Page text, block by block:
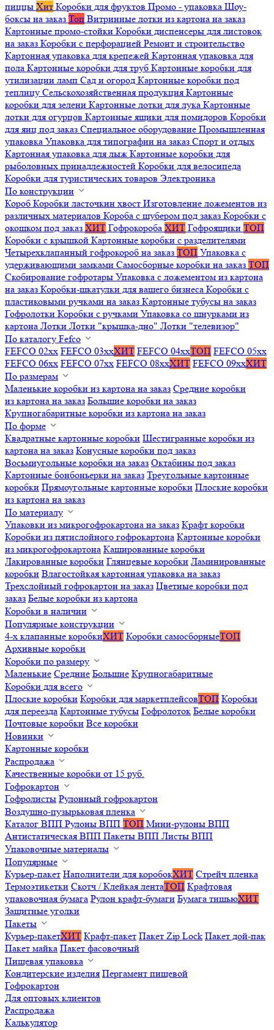
пиццы Хит Коробки для фруктов Промо - упаковка Шоу-
боксы на заказ Топ Витринные лотки из картона на заказ
Картонные промо-стойки Коробки диспенсеры для листовок
на заказ Коробки с перфорацией Ремонт и строительство
Картонная упаковка для крепежей Картонная упаковка для
пола Картонные коробки для труб Картонные коробки для
утилизации ламп Сад и огород Картонные коробки под
теплицу Сельскохозяйственная продукция Картонные
коробки для зелени Картонные лотки для лука Картонные
лотки для огурцов Картонные ящики для помидоров Коробки
для яиц под заказ Специальное оборудование Промышленная
упаковка Упаковка для типографии на заказ Спорт и отдых
Картонная упаковка для лыж Картонные коробки для
рыболовных принадлежностей Коробки для велосипеда
Коробки для туристических товаров Электроника
По конструкции
Короб Коробки ласточкин хвост Изготовление ложементов из
различных материалов Короба с шубером под заказ Коробки с
окошком под заказ ХИТ Гофрокороба ХИТ Гофроящики ТОП
Коробки с крышкой Картонные коробки с разделителями
Четырехклапанный гофрокороб на заказ ТОП Упаковка с
удерживающими замками Самосборные коробки на заказ ТОП
Скобирование гофротары Упаковка с ложементом из картона
на заказ Коробки-шкатулки для вашего бизнеса Коробки с
пластиковыми ручками на заказ Картонные тубусы на заказ
Гофролотки Коробки с ручками Упаковка со шнурками из
картона Лотки Лотки "крышка-дно" Лотки "телевизор"
По каталогу Fefco
FEFCO 02xx FEFCO 03xxХИТ FEFCO 04xxТОП FEFCO 05xx
FEFCO 06xx FEFCO 07xx FEFCO 08xxХИТ FEFCO 09xxХИТ
По размерам
Маленькие коробки из картона на заказ Средние коробки
из картона на заказ Большие коробки на заказ
Крупногабаритные коробки из картона на заказ
По форме
Квадратные картонные коробки Шестигранные коробки из
картона на заказ Конусные коробки под заказ
Восьмиугольные коробки на заказ Октабины под заказ
Картонные бонбоньерки на заказ Треугольные картонные
коробки Прямоугольные картонные коробки Плоские коробки
из картона на заказ
По материалу
Упаковки из микрогофрокартона на заказ Крафт коробки
Коробки из пятислойного гофрокартона Картонные коробки
из микрогофрокартона Кашированные коробки
Лакированные коробки Глянцевые коробки Ламинированные
коробки Влагостойкая картонная упаковка на заказ
Трехслойный гофрокартон на заказ Цветные коробки под
заказ Белые коробки из картона
Коробки в наличии
Популярные конструкции
4-х клапанные коробкиХИТ Коробки самосборныеТОП
Архивные коробки
Коробки по размеру
Маленькие Средние Большие Крупногабаритные
Коробки для всего
Плоские коробки Коробки для маркетплейсовТОП Коробки
для переезда Картонные тубусы Гофролоток Белые коробки
Почтовые коробки Все коробки
Новинки
Картонные коробки
Распродажа
Качественные коробки от 15 руб.
Гофрокартон
Гофролисты Рулонный гофрокартон
Воздушно-пузырьковая пленка
Каталог ВПП Рулоны ВПП ТОП Мини-рулоны ВПП
Антистатическая ВПП Пакеты ВПП Листы ВПП
Упаковочные материалы
Популярные
Курьер-пакет Наполнители для коробокХИТ Стрейч пленка
Термоэтикетки Скотч / Клейкая лентаТОП Крафтовая
упаковочная бумага Рулон крафт-бумаги Бумага тишьюХИТ
Защитные уголки
Пакеты
Курьер-пакетХИТ Крафт-пакет Пакет Zip Lock Пакет дой-пак
Пакет майка Пакет фасовочный
Пищевая упаковка
Кондитерские изделия Пергамент пищевой
Гофрокартон
Для оптовых клиентов
Распродажа
Калькулятор